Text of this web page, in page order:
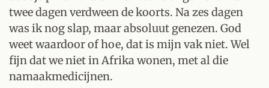
twee dagen verdween de koorts. Na zes dagen
was ik nog slap, maar absoluut genezen. God
weet waardoor of hoe, dat is mijn vak niet. Wel
fijn dat we niet in Afrika wonen, met al die
namaakmedicijnen.